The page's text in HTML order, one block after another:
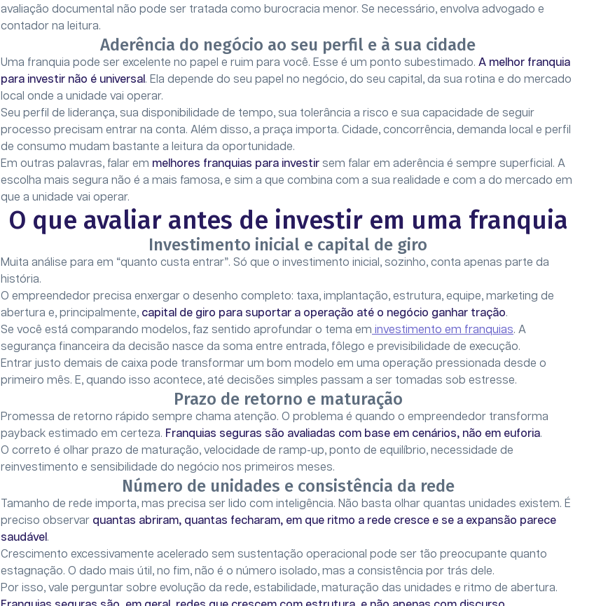
avaliação documental não pode ser tratada como burocracia menor. Se necessário, envolva advogado e
contador na leitura.
Aderência do negócio ao seu perfil e à sua cidade
Uma franquia pode ser excelente no papel e ruim para você. Esse é um ponto subestimado. A melhor franquia
para investir não é universal. Ela depende do seu papel no negócio, do seu capital, da sua rotina e do mercado
local onde a unidade vai operar.
Seu perfil de liderança, sua disponibilidade de tempo, sua tolerância a risco e sua capacidade de seguir
processo precisam entrar na conta. Além disso, a praça importa. Cidade, concorrência, demanda local e perfil
de consumo mudam bastante a leitura da oportunidade.
Em outras palavras, falar em melhores franquias para investir sem falar em aderência é sempre superficial. A
escolha mais segura não é a mais famosa, e sim a que combina com a sua realidade e com a do mercado em
que a unidade vai operar.
O que avaliar antes de investir em uma franquia
Investimento inicial e capital de giro
Muita análise para em “quanto custa entrar”. Só que o investimento inicial, sozinho, conta apenas parte da
história.
O empreendedor precisa enxergar o desenho completo: taxa, implantação, estrutura, equipe, marketing de
abertura e, principalmente, capital de giro para suportar a operação até o negócio ganhar tração.
Se você está comparando modelos, faz sentido aprofundar o tema em investimento em franquias. A
segurança financeira da decisão nasce da soma entre entrada, fôlego e previsibilidade de execução.
Entrar justo demais de caixa pode transformar um bom modelo em uma operação pressionada desde o
primeiro mês. E, quando isso acontece, até decisões simples passam a ser tomadas sob estresse.
Prazo de retorno e maturação
Promessa de retorno rápido sempre chama atenção. O problema é quando o empreendedor transforma
payback estimado em certeza. Franquias seguras são avaliadas com base em cenários, não em euforia.
O correto é olhar prazo de maturação, velocidade de ramp-up, ponto de equilíbrio, necessidade de
reinvestimento e sensibilidade do negócio nos primeiros meses.
Número de unidades e consistência da rede
Tamanho de rede importa, mas precisa ser lido com inteligência. Não basta olhar quantas unidades existem. É
preciso observar quantas abriram, quantas fecharam, em que ritmo a rede cresce e se a expansão parece
saudável.
Crescimento excessivamente acelerado sem sustentação operacional pode ser tão preocupante quanto
estagnação. O dado mais útil, no fim, não é o número isolado, mas a consistência por trás dele.
Por isso, vale perguntar sobre evolução da rede, estabilidade, maturação das unidades e ritmo de abertura.